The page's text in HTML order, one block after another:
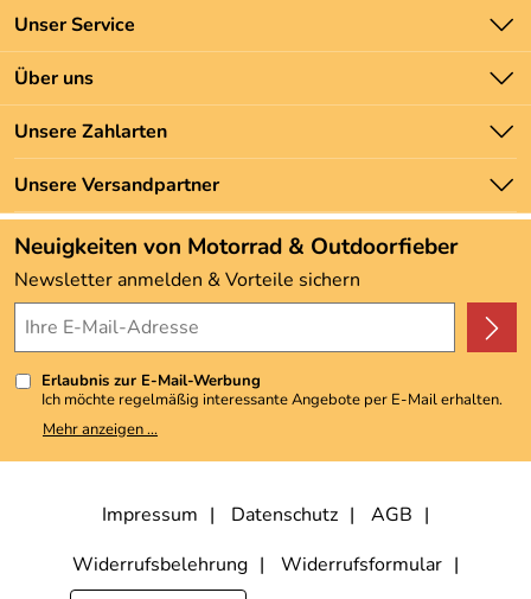
Unser Service
Kontakt
Batteriegesetz
Newsletter
Zahlung und Versand
Über uns
Unsere Bestseller
Marken
Neu
Angebote
Kundenbewertungen (3.493)
4,9/5*****
Unsere Zahlarten
Unsere Versandpartner
Neuigkeiten von Motorrad & Outdoorfieber
Newsletter anmelden & Vorteile sichern
Erlaubnis zur E-Mail-Werbung
Ich möchte regelmäßig interessante Angebote per E-Mail erhalten.
Meine E-Mail-Adresse wird nicht an andere Unternehmen
weitergegeben. Zu statistischen Zwecken wird in anonymer Form
kann ich jederzeit mit Wirkung für die Zukunft widerrufen, indem ich
den Link "Abmelden" am Ende des Newsletters anklicke. Die
Mehr anzeigen ...
Impressum Datenschutz
AGB
Widerrufsbelehrung
Widerrufsformular